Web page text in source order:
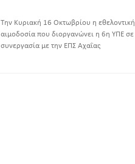
Την Κυριακή 16 Οκτωβρίου η εθελοντική
αιμοδοσία που διοργανώνει η 6η ΥΠΕ σε
συνεργασία με την ΕΠΣ Αχαΐας